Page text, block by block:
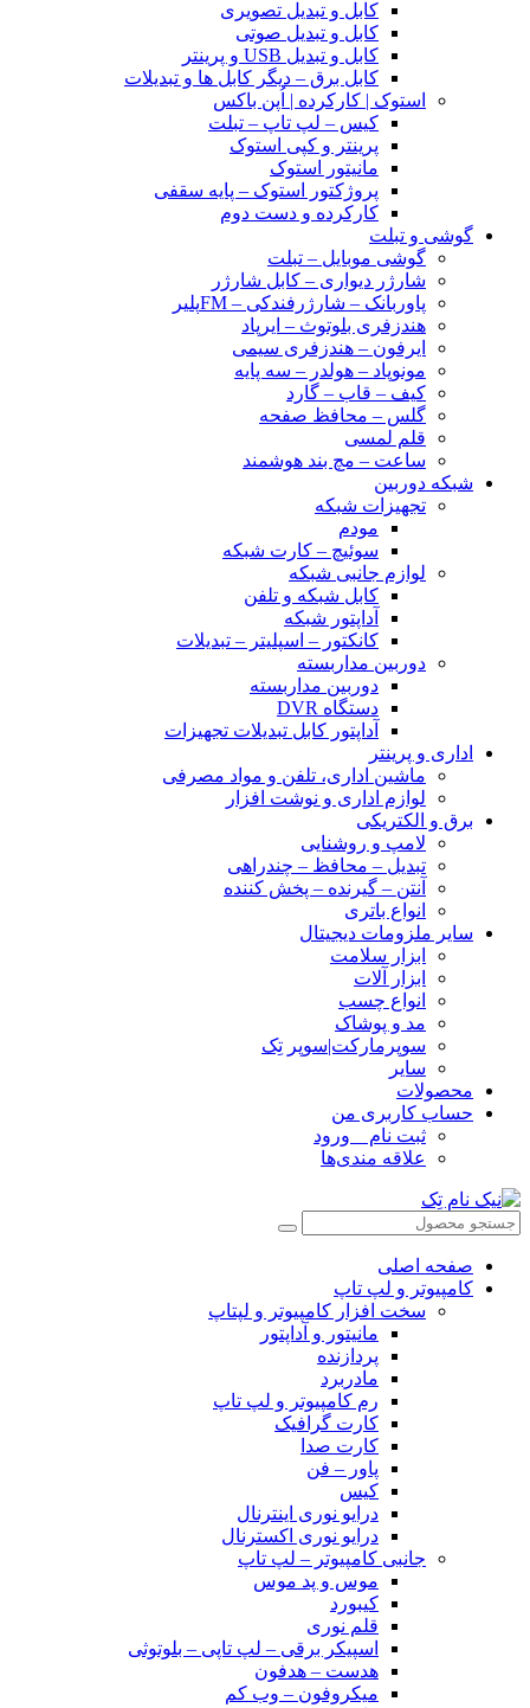
کابل و تبدیل تصویری
کابل و تبدیل صوتی
کابل و تبدیل USB و پرینتر
کابل برق – دیگر کابل ها و تبدیلات
استوک | کارکرده | اُپن باکس
کیس – لپ تاپ – تبلت
پرینتر و کپی استوک
مانیتور استوک
پروژکتور استوک – پایه سقفی
کارکرده و دست دوم
گوشی و تبلت
گوشی موبایل – تبلت
شارژر دیواری – کابل شارژر
پاوربانک – شارژرفندکی – FMپلیر
هندزفری بلوتوث – ایرپاد
ایرفون – هندزفری سیمی
مونوپاد – هولدر – سه پایه
کیف – قاب – گارد
گلس – محافظ صفحه
قلم لمسی
ساعت – مچ بند هوشمند
شبکه دوربین
تجهیزات شبکه
مودم
سوئیچ – کارت شبکه
لوازم جانبی شبکه
کابل شبکه و تلفن
آداپتور شبکه
کانکتور – اسپلیتر – تبدیلات
دوربین مداربسته
دوربین مداربسته
دستگاه DVR
آداپتور کابل تبدیلات تجهیزات
اداری و پرینتر
ماشین اداری، تلفن و مواد مصرفی
لوازم اداری و نوشت افزار
برق و الکتریکی
لامپ و روشنایی
تبدیل – محافظ – چندراهی
آنتن – گیرنده – پخش کننده
انواع باتری
سایر ملزومات دیجیتال
ابزار سلامت
ابزار آلات
انواع چسب
مد و پوشاک
سوپرمارکت|سوپر تِک
سایر
محصولات
حساب کاربری من
ثبت نام _ ورود
علاقه مندی‌ها
صفحه اصلی
کامپیوتر و‌‌‌‌‌ لپ تاپ
سخت افزار کامپیوتر و لپتاپ
مانیتور و آداپتور
پردازنده
مادربرد
رم کامپیوتر و لپ تاپ
کارت گرافیک
کارت صدا
پاور – فن
کیس
درایو نوری اینترنال
درایو نوری اکسترنال
جانبی کامپیوتر – لپ تاپ
موس و پد موس
کیبورد
قلم نوری
اسپیکر برقی – لپ تاپی – بلوتوثی
هدست – هدفون
میکروفون – وب کم